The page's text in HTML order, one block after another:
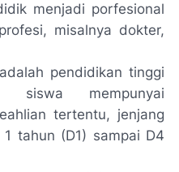
menjadi porfesional
misalnya dokter,
adalah pendidikan tinggi
siswa mempunyai
tertentu, jenjang
tahun (D1) sampai D4